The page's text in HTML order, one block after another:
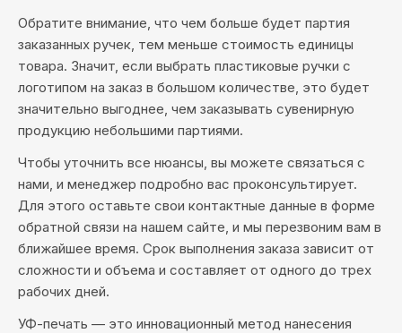
Обратите внимание, что чем больше будет партия
заказанных ручек, тем меньше стоимость единицы
товара. Значит, если выбрать пластиковые ручки с
логотипом на заказ в большом количестве, это будет
значительно выгоднее, чем заказывать сувенирную
продукцию небольшими партиями.
Чтобы уточнить все нюансы, вы можете связаться с
нами, и менеджер подробно вас проконсультирует.
Для этого оставьте свои контактные данные в форме
обратной связи на нашем сайте, и мы перезвоним вам в
ближайшее время. Срок выполнения заказа зависит от
сложности и объема и составляет от одного до трех
рабочих дней.
УФ-печать — это инновационный метод нанесения